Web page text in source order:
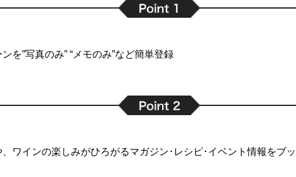
を”写真のみ” “メモのみ”など簡単登録
ワインの楽しみがひろがるマガジン･レシピ･イベント情報をブ